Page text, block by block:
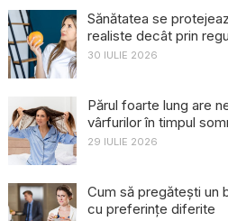
Sănătatea se
realiste decât prin
30 IULIE 2026
Părul foarte lung are
vârfurilor în timpul
29 IULIE 2026
Cum să pregătești un
cu preferințe diferite